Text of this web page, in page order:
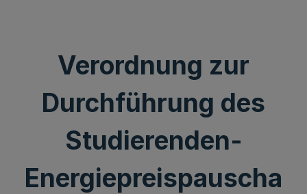
Verordnung zur
Durchführung des
Studierenden-
Energiepreispauscha